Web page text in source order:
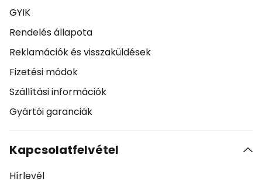
GYIK
Rendelés állapota
Reklamációk és visszaküldések
Fizetési módok
Szállítási információk
Gyártói garanciák
Kapcsolatfelvétel
Hírlevél